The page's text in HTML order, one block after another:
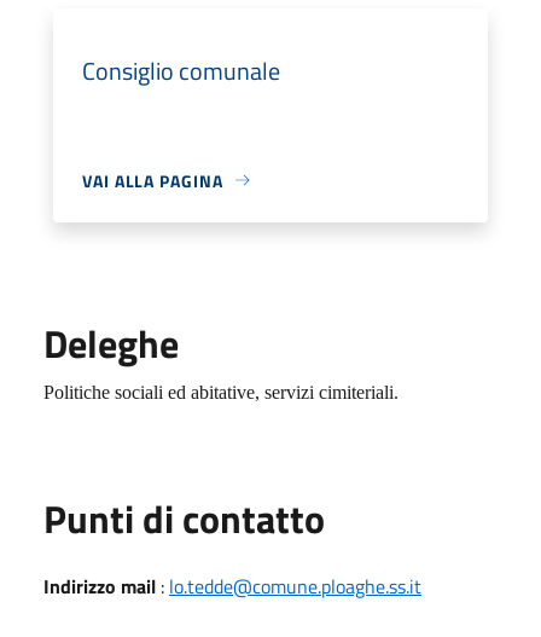
Consiglio comunale
VAI ALLA PAGINA
Deleghe
Politiche sociali ed abitative, servizi cimiteriali.
Punti di contatto
Indirizzo mail : lo.tedde@comune.ploaghe.ss.it